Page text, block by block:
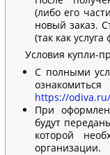
(либо его
новый заказ.
(так как
Условия купли-
С полными
https://
При
будут
которой
организации.